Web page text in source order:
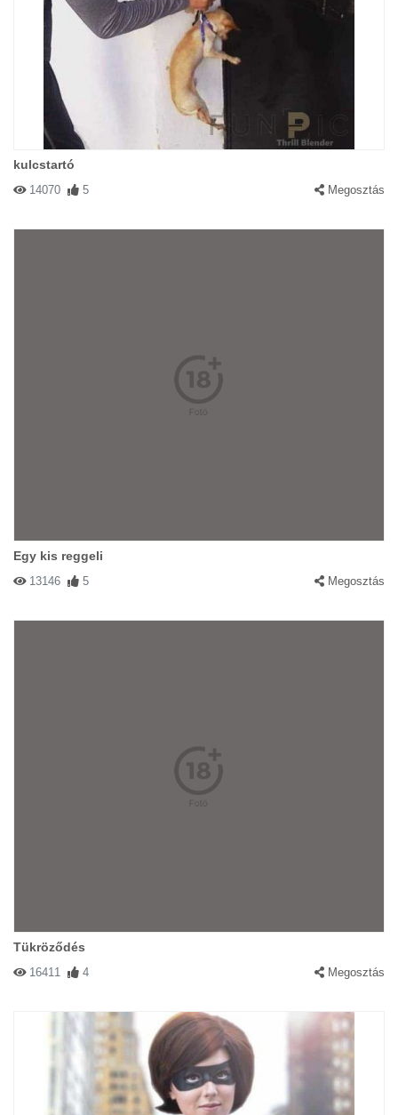
kulcstartó
14070 5 Megosztás
Egy kis reggeli
13146 5 Megosztás
Tükröződés
16411 4 Megosztás